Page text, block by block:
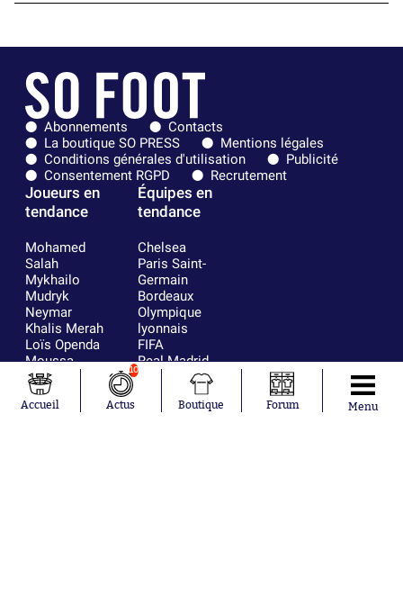
Abonnements
Contacts
La boutique SO PRESS
Mentions légales
Conditions générales d'utilisation
Publicité
Consentement RGPD
Recrutement
Joueurs en
tendance
Mohamed
Salah
Mykhailo
Mudryk
Neymar
Khalis Merah
Loïs Openda
Moussa
Niakhaté
Nicolás
Tagliafico
Équipes en
tendance
Chelsea
Paris Saint-
Germain
Bordeaux
Olympique
lyonnais
FIFA
Real Madrid
RC Strasbourg
France
Accueil
10
Actus Boutique Forum Menu